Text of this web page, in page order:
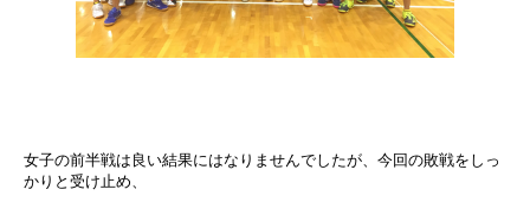
女子の前半戦は良い結果にはなりませんでしたが、今回の敗戦をしっ
かりと受け止め、